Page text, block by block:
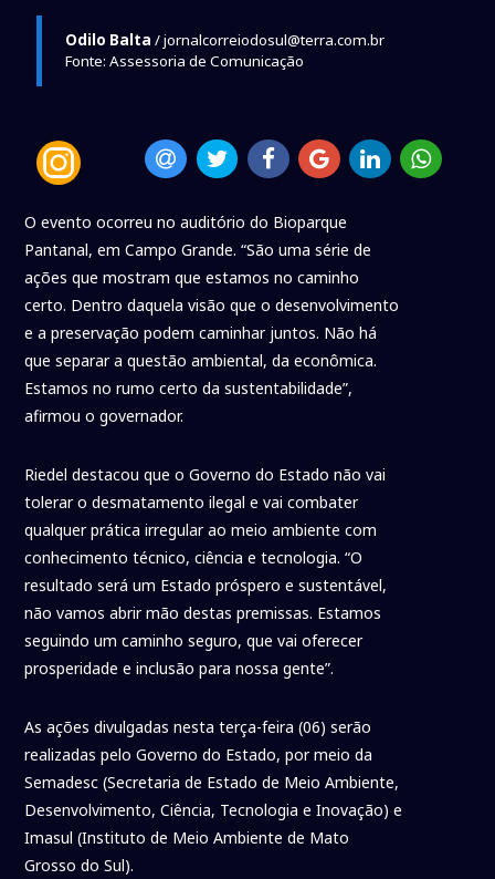
Odilo Balta / jornalcorreiodosul@terra.com.br
Fonte: Assessoria de Comunicação
O evento ocorreu no auditório do Bioparque
Pantanal, em Campo Grande. “São uma série de
ações que mostram que estamos no caminho
certo. Dentro daquela visão que o desenvolvimento
e a preservação podem caminhar juntos. Não há
que separar a questão ambiental, da econômica.
Estamos no rumo certo da sustentabilidade”,
afirmou o governador.
Riedel destacou que o Governo do Estado não vai
tolerar o desmatamento ilegal e vai combater
qualquer prática irregular ao meio ambiente com
conhecimento técnico, ciência e tecnologia. “O
resultado será um Estado próspero e sustentável,
não vamos abrir mão destas premissas. Estamos
seguindo um caminho seguro, que vai oferecer
prosperidade e inclusão para nossa gente”.
As ações divulgadas nesta terça-feira (06) serão
realizadas pelo Governo do Estado, por meio da
Semadesc (Secretaria de Estado de Meio Ambiente,
Desenvolvimento, Ciência, Tecnologia e Inovação) e
Imasul (Instituto de Meio Ambiente de Mato
Grosso do Sul).